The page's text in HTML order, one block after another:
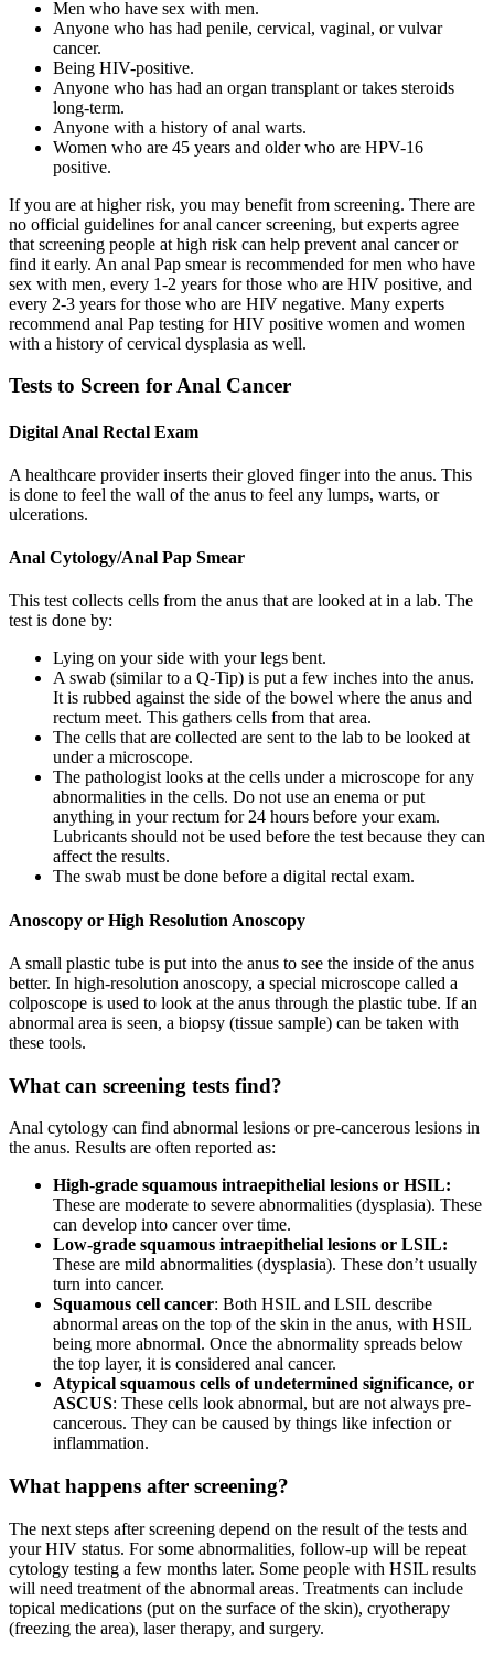
Men who have sex with men.
Anyone who has had penile, cervical, vaginal, or vulvar
cancer.
Being HIV-positive.
Anyone who has had an organ transplant or takes steroids
long-term.
Anyone with a history of anal warts.
Women who are 45 years and older who are HPV-16
positive.
If you are at higher risk, you may benefit from screening. There are
no official guidelines for anal cancer screening, but experts agree
that screening people at high risk can help prevent anal cancer or
find it early. An anal Pap smear is recommended for men who have
sex with men, every 1-2 years for those who are HIV positive, and
every 2-3 years for those who are HIV negative. Many experts
recommend anal Pap testing for HIV positive women and women
with a history of cervical dysplasia as well.
Tests to Screen for Anal Cancer
Digital Anal Rectal Exam
A healthcare provider inserts their gloved finger into the anus. This
is done to feel the wall of the anus to feel any lumps, warts, or
ulcerations.
Anal Cytology/Anal Pap Smear
This test collects cells from the anus that are looked at in a lab. The
test is done by:
Lying on your side with your legs bent.
A swab (similar to a Q-Tip) is put a few inches into the anus.
It is rubbed against the side of the bowel where the anus and
rectum meet. This gathers cells from that area.
The cells that are collected are sent to the lab to be looked at
under a microscope.
The pathologist looks at the cells under a microscope for any
abnormalities in the cells. Do not use an enema or put
anything in your rectum for 24 hours before your exam.
Lubricants should not be used before the test because they can
affect the results.
The swab must be done before a digital rectal exam.
Anoscopy or High Resolution Anoscopy
A small plastic tube is put into the anus to see the inside of the anus
better. In high-resolution anoscopy, a special microscope called a
colposcope is used to look at the anus through the plastic tube. If an
abnormal area is seen, a biopsy (tissue sample) can be taken with
these tools.
What can screening tests find?
Anal cytology can find abnormal lesions or pre-cancerous lesions in
the anus. Results are often reported as:
High-grade squamous intraepithelial lesions or HSIL:
These are moderate to severe abnormalities (dysplasia). These
can develop into cancer over time.
Low-grade squamous intraepithelial lesions or LSIL:
These are mild abnormalities (dysplasia). These don’t usually
turn into cancer.
Squamous cell cancer: Both HSIL and LSIL describe
abnormal areas on the top of the skin in the anus, with HSIL
being more abnormal. Once the abnormality spreads below
the top layer, it is considered anal cancer.
Atypical squamous cells of undetermined significance, or
ASCUS: These cells look abnormal, but are not always pre-
cancerous. They can be caused by things like infection or
inflammation.
What happens after screening?
The next steps after screening depend on the result of the tests and
your HIV status. For some abnormalities, follow-up will be repeat
cytology testing a few months later. Some people with HSIL results
will need treatment of the abnormal areas. Treatments can include
topical medications (put on the surface of the skin), cryotherapy
(freezing the area), laser therapy, and surgery.